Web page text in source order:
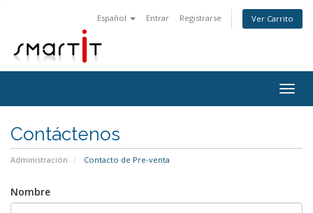
Español Entrar Registrarse Ver Carrito
Contáctenos
Administración Contacto de Pre-venta
Nombre